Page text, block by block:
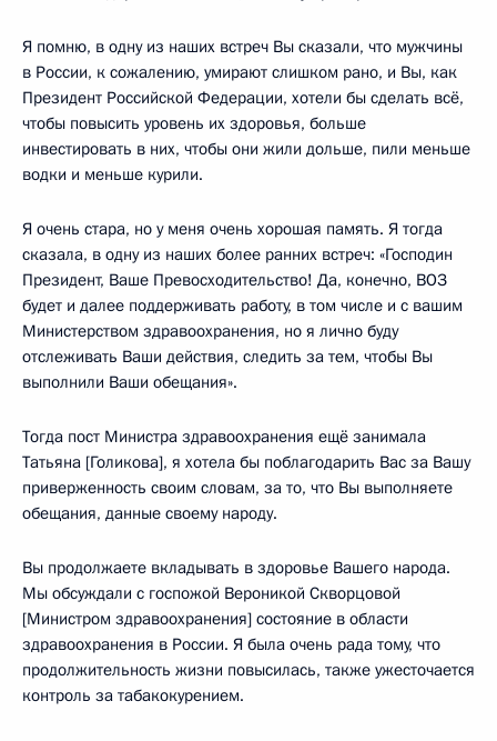
Я помню, в одну из наших встреч Вы сказали, что мужчины
в России, к сожалению, умирают слишком рано, и Вы, как
Президент Российской Федерации, хотели бы сделать всё,
чтобы повысить уровень их здоровья, больше
инвестировать в них, чтобы они жили дольше, пили меньше
водки и меньше курили.
Я очень стара, но у меня очень хорошая память. Я тогда
сказала, в одну из наших более ранних встреч: «Господин
Президент, Ваше Превосходительство! Да, конечно, ВОЗ
будет и далее поддерживать работу, в том числе и с вашим
Министерством здравоохранения, но я лично буду
отслеживать Ваши действия, следить за тем, чтобы Вы
выполнили Ваши обещания».
Тогда пост Министра здравоохранения ещё занимала
Татьяна [Голикова], я хотела бы поблагодарить Вас за Вашу
приверженность своим словам, за то, что Вы выполняете
обещания, данные своему народу.
Вы продолжаете вкладывать в здоровье Вашего народа.
Мы обсуждали с госпожой Вероникой Скворцовой
[Министром здравоохранения] состояние в области
здравоохранения в России. Я была очень рада тому, что
продолжительность жизни повысилась, также ужесточается
контроль за табакокурением.